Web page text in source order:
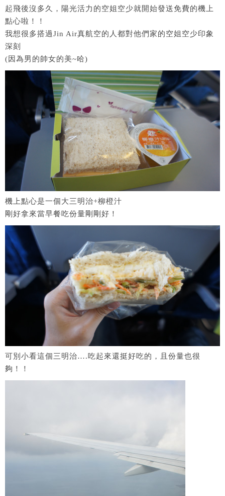
起飛後沒多久，陽光活力的空姐空少就開始發送免費的機上
點心啦！！
我想很多搭過Jin Air真航空的人都對他們家的空姐空少印象
深刻
(因為男的帥女的美~哈)
機上點心是一個大三明治+柳橙汁
剛好拿來當早餐吃份量剛剛好！
可別小看這個三明治….吃起來還挺好吃的，且份量也很
夠！！